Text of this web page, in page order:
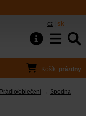
cz sk
Košík: prázdny
Prádlo/oblečení → Spodná